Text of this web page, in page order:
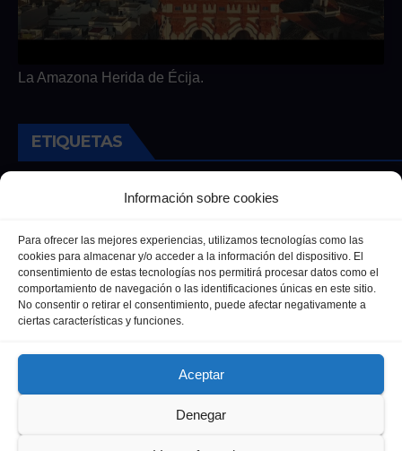
Información sobre cookies
Para ofrecer las mejores experiencias, utilizamos tecnologías como las
cookies para almacenar y/o acceder a la información del dispositivo. El
consentimiento de estas tecnologías nos permitirá procesar datos como el
comportamiento de navegación o las identificaciones únicas en este sitio.
No consentir o retirar el consentimiento, puede afectar negativamente a
ciertas características y funciones.
Aceptar
Denegar
La Amazona Herida de Écija.
ETIQUETAS
Andalucía Cultura Deportes